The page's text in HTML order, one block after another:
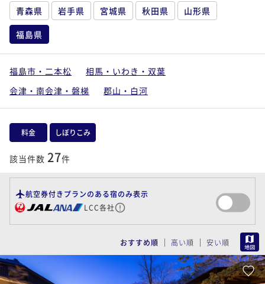
青森県 岩手県 宮城県 秋田県
山形県
福島県
福島市・二本松
相馬・いわき・双葉
会津・南会津・磐梯
郡山・白河
料金 しぼりこみ
該当件数 27件
航空券付きプランのある宿のみ表示
LCC各社
おすすめ順 高い順 安い順